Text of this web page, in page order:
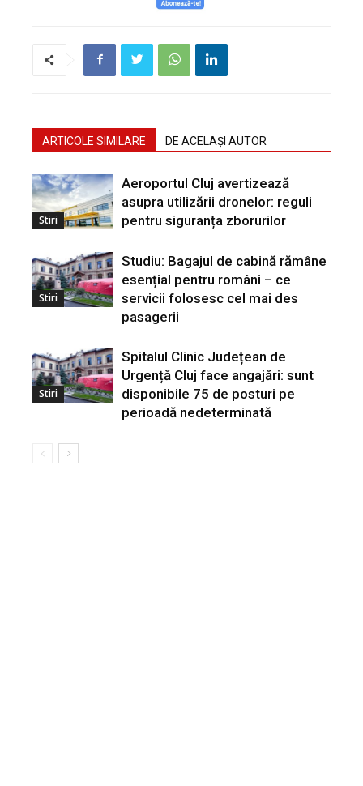
ARTICOLE SIMILARE DE ACELAȘI AUTOR
Stiri
Aeroportul Cluj avertizează
asupra utilizării dronelor: reguli
pentru siguranța zborurilor
Stiri
Studiu: Bagajul de cabină rămâne
esențial pentru români – ce
servicii folosesc cel mai des
pasagerii
Stiri
Spitalul Clinic Județean de
Urgență Cluj face angajări: sunt
disponibile 75 de posturi pe
perioadă nedeterminată